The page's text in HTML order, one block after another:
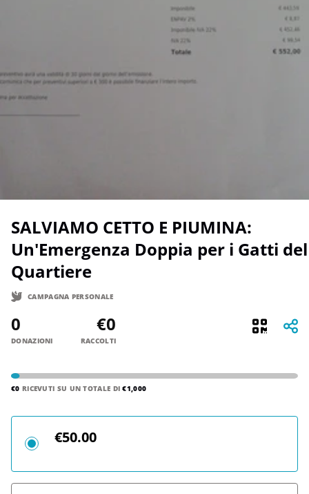
SALVIAMO CETTO E PIUMINA:
Un'Emergenza Doppia per i Gatti del
Quartiere
CAMPAGNA PERSONALE
0
DONAZIONI
€0
RACCOLTI
€0 RICEVUTI SU UN TOTALE DI€1,000
€50.00